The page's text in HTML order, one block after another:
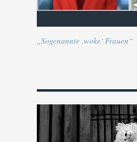
„Sogenannte ‚woke‘ Frauen“